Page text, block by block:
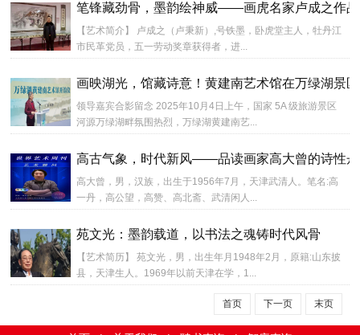
笔锋藏劲骨，墨韵绘神威——画虎名家卢成之作
【艺术简介】 卢成之（卢秉新）,号铁墨，卧虎堂主人，牡丹江
市民革党员，五一劳动奖章获得者，进...
画映湖光，馆藏诗意！黄建南艺术馆在万绿湖景
领导嘉宾合影留念 2025年10月4日上午，国家 5A 级旅游景区
河源万绿湖畔氛围热烈，万绿湖黄建南艺...
高古气象，时代新风——品读画家高大曾的诗性
高大曾，男，汉族，出生于1956年7月，天津武清人。笔名:高
一丹，高公望，高赞、高北斋、武清闲人...
苑文光：墨韵载道，以书法之魂铸时代风骨
【艺术简历】 苑文光，男，出生年月1948年2月，原籍:山东披
县，天津生人。1969年以前天津在学，1...
首页 下一页 末页